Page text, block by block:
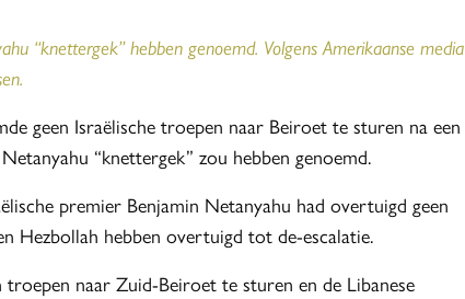
“knettergek” hebben genoemd. Volgens Amerikaanse media
geen Israëlische troepen naar Beiroet te sturen na een
“knettergek” zou hebben genoemd.
premier Benjamin Netanyahu had overtuigd geen
Hezbollah hebben overtuigd tot de-escalatie.
naar Zuid-Beiroet te sturen en de Libanese